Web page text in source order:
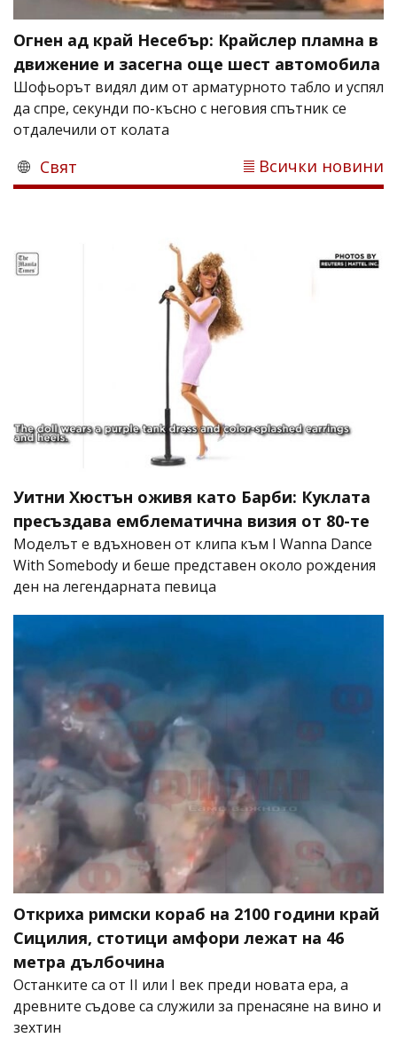
Огнен ад край Несебър: Крайслер пламна в
движение и засегна още шест автомобила
Шофьорът видял дим от арматурното табло и успял
да спре, секунди по-късно с неговия спътник се
отдалечили от колата
Свят Всички новини
Уитни Хюстън оживя като Барби: Куклата
пресъздава емблематична визия от 80-те
Моделът е вдъхновен от клипа към I Wanna Dance
With Somebody и беше представен около рождения
ден на легендарната певица
Откриха римски кораб на 2100 години край
Сицилия, стотици амфори лежат на 46
метра дълбочина
Останките са от II или I век преди новата ера, а
древните съдове са служили за пренасяне на вино и
зехтин